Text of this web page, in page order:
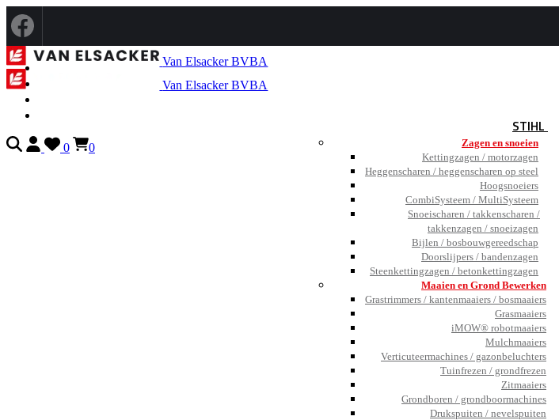
0 0
Van Elsacker BVBA
Van Elsacker BVBA
STIHL
Zagen en snoeien
Kettingzagen / motorzagen
Heggenscharen / heggenscharen op steel
Hoogsnoeiers
CombiSysteem / MultiSysteem
Snoeischaren / takkenscharen /
takkenzagen / snoeizagen
Bijlen / bosbouwgereedschap
Doorslijpers / bandenzagen
Steenkettingzagen / betonkettingzagen
Maaien en Grond Bewerken
Grastrimmers / kantenmaaiers / bosmaaiers
Grasmaaiers
iMOW® robotmaaiers
Mulchmaaiers
Verticuteermachines / gazonbeluchters
Tuinfrezen / grondfrezen
Zitmaaiers
Grondboren / grondboormachines
Drukspuiten / nevelspuiten